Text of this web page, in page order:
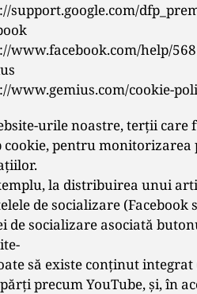
support.google.com/
www.facebook.com/help/
www.gemius.com/cookie-
urile noastre, terţii
cookie, pentru
la distribuirea unui
de socializare
de socializare asociată
să existe conţinut
precum YouTube, şi, în